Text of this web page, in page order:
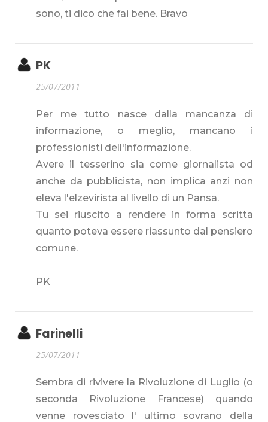
sono, ti dico che fai bene. Bravo
PK
25/07/2011
Per me tutto nasce dalla mancanza di
informazione, o meglio, mancano i
professionisti dell'informazione.
Avere il tesserino sia come giornalista od
anche da pubblicista, non implica anzi non
eleva l'elzevirista al livello di un Pansa.
Tu sei riuscito a rendere in forma scritta
quanto poteva essere riassunto dal pensiero
comune.
PK
Farinelli
25/07/2011
Sembra di rivivere la Rivoluzione di Luglio (o
seconda Rivoluzione Francese) quando
venne rovesciato l' ultimo sovrano della